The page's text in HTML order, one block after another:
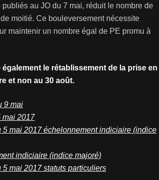
au JO du 7 mai, réduit le nombre de
moitié. Ce bouleversement nécessite
maintenir un nombre égal de PE promu à
également le rétablissement de la prise en
et non au 30 août.
9 mai
mai 2017
5 mai 2017 échelonnement indiciaire (indice
indiciaire (indice majoré)
mai 2017 statuts particuliers